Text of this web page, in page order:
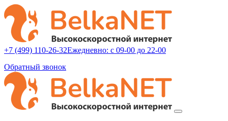
+7 (499) 110-26-32Ежедневно: с 09-00 до 22-00
Обратный звонок